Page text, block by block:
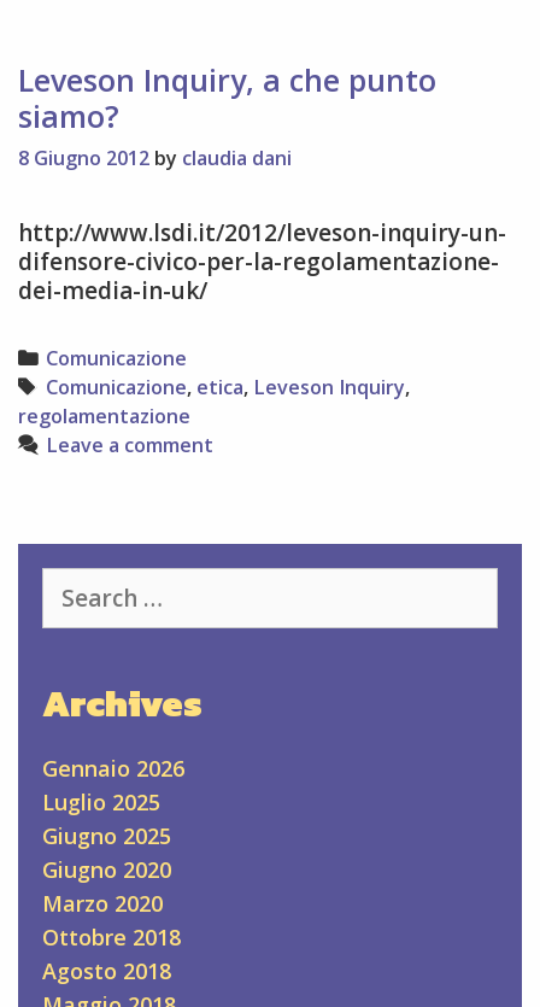
Leveson Inquiry, a che punto
siamo?
8 Giugno 2012 by claudia dani
http://www.lsdi.it/2012/leveson-inquiry-un-
difensore-civico-per-la-regolamentazione-
dei-media-in-uk/
Categories
Comunicazione
Tags
Comunicazione, etica, Leveson Inquiry,
regolamentazione
Leave a comment
for:
Archives
Gennaio 2026
Luglio 2025
Giugno 2025
Giugno 2020
Marzo 2020
Ottobre 2018
Agosto 2018